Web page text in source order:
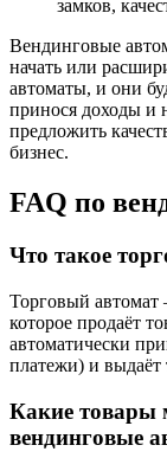
замков,
Вендинговые
начать или
автоматы, и они
принося доходы и
предложить
бизнес.
FAQ по
Что такое
Торговый автомат
которое продаёт
автоматически
платежи) и выдаёт
Какие товары
вендинговые